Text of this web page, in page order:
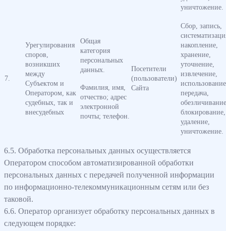
уничтожение.
7.
Урегулирования
споров,
возникших
между
Субъектом и
Оператором, как
судебных, так и
внесудебных
Общая
категория
персональных
данных.
Фамилия, имя,
отчество; адрес
электронной
почты; телефон.
Посетители
(пользователи)
Сайта
Сбор, запись,
накопление,
хранение,
уточнение,
извлечение,
передача,
блокирование,
удаление,
уничтожение.
6.5. Обработка персональных данных осуществляется
Оператором способом автоматизированной обработки
персональных данных с передачей полученной информации
по информационно-телекоммуникационным сетям или без
таковой.
6.6. Оператор организует обработку персональных данных в
следующем порядке: